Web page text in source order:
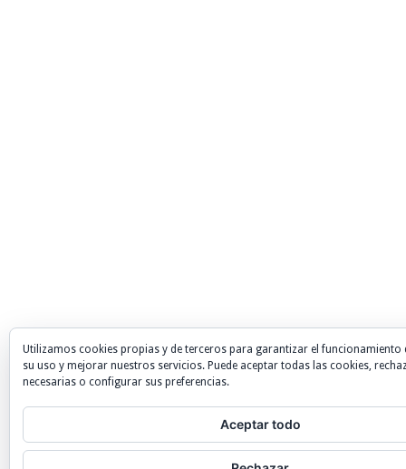
Utilizamos cookies propias y de terceros para garantizar el funcionamiento
su uso y mejorar nuestros servicios. Puede aceptar todas las cookies,
necesarias o configurar sus preferencias.
Aceptar todo